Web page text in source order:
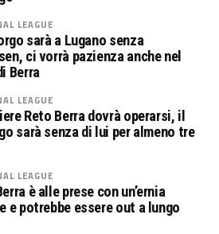
LEAGUE
sarà a Lugano senza
ci vorrà pazienza anche nel
Berra
LEAGUE
Reto Berra dovrà operarsi, il
sarà senza di lui per almeno tre
LEAGUE
è alle prese con un’ernia
e potrebbe essere out a lungo